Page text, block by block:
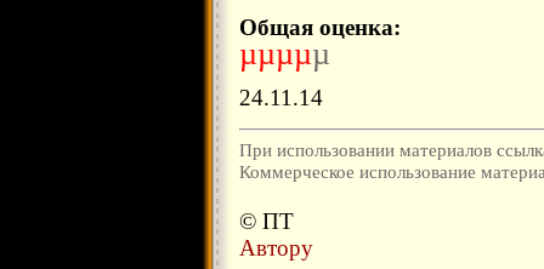
Общая оценка:
µµµµµ
24.11.14
При использовании материалов
Коммерческое использование
© ПТ
Автору